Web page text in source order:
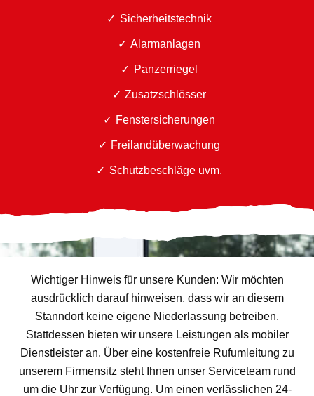
Sicherheitstechnik
Alarmanlagen
Panzerriegel
Zusatzschlösser
Fenstersicherungen
Freilandüberwachung
Schutzbeschläge uvm.
Wichtiger Hinweis für unsere Kunden: Wir möchten
ausdrücklich darauf hinweisen, dass wir an diesem
Stanndort keine eigene Niederlassung betreiben.
Stattdessen bieten wir unsere Leistungen als mobiler
Dienstleister an. Über eine kostenfreie Rufumleitung zu
unserem Firmensitz steht Ihnen unser Serviceteam rund
um die Uhr zur Verfügung. Um einen verlässlichen 24-